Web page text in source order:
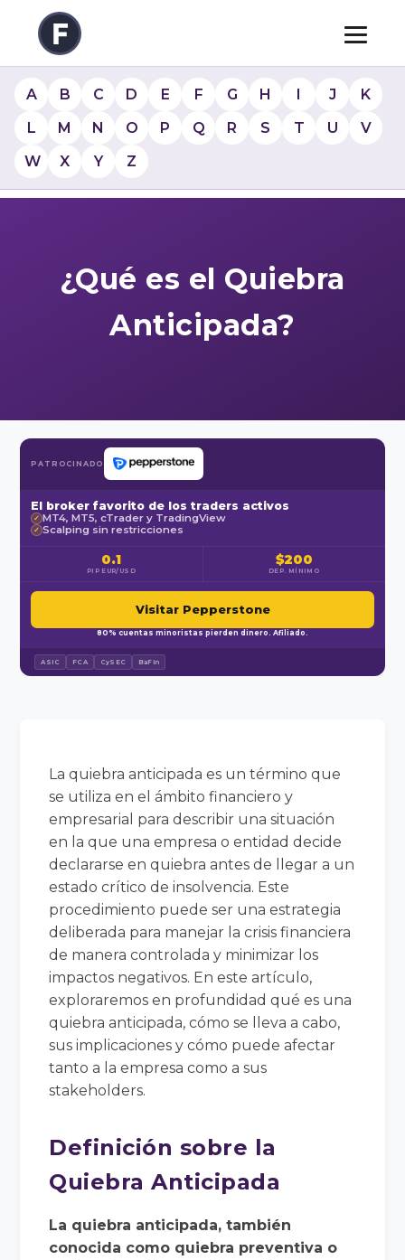
A B C D E F G H I J
K
L
M N O P Q R S T U
V
W
X Y Z
¿Qué es el Quiebra
Anticipada?
PATROCINADO
El broker favorito de los traders activos
✓ MT4, MT5, cTrader y TradingView
✓ Scalping sin restricciones
0.1
PIP EUR/USD
$200
DEP. MÍNIMO
Visitar Pepperstone
80% cuentas minoristas pierden dinero. Afiliado.
ASIC FCA CySEC BaFin
La quiebra anticipada es un término que
se utiliza en el ámbito financiero y
empresarial para describir una situación
en la que una empresa o entidad decide
declararse en quiebra antes de llegar a un
estado crítico de insolvencia. Este
procedimiento puede ser una estrategia
deliberada para manejar la crisis financiera
de manera controlada y minimizar los
impactos negativos. En este artículo,
exploraremos en profundidad qué es una
quiebra anticipada, cómo se lleva a cabo,
sus implicaciones y cómo puede afectar
tanto a la empresa como a sus
stakeholders.
Definición sobre la
Quiebra Anticipada
La quiebra anticipada, también
conocida como quiebra preventiva o